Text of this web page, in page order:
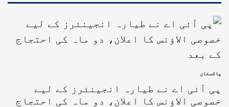
پاکستان
پی آئی اے نے طیارہ انجینئرز کے لیے
خصوصی الاؤنس کا اعلان، دو ماہ کی احتجاج